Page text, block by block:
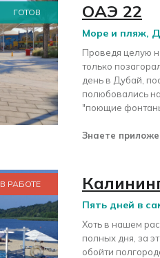
ГОТОВ ОАЭ 22
Море и пляж,
Проведя целую
только
день в Дубай,
полюбовались
"поющие
Знаете
В РАБОТЕ
Пять дней в
Хоть в нашем
полных дня, за
обойти